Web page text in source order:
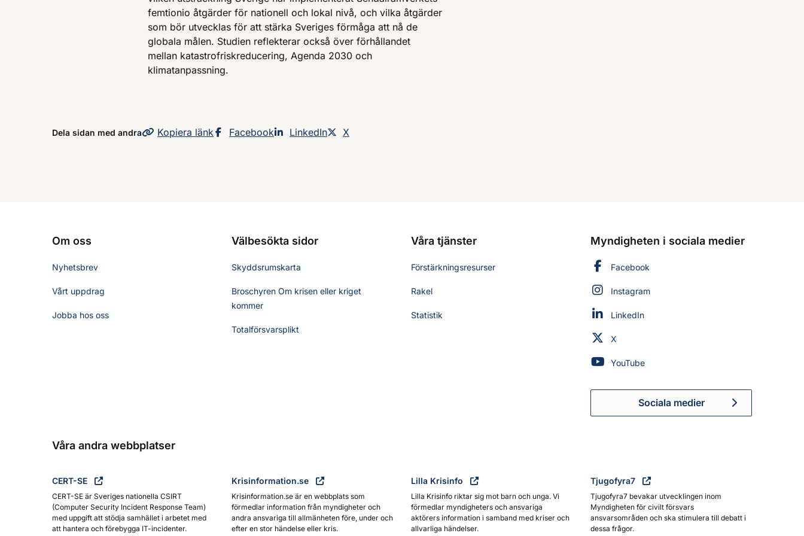
femtionio åtgärder för nationell och lokal nivå, och vilka åtgärder
som bör utvecklas för att stärka Sveriges förmåga att nå de
globala målen. Studien reflekterar också över förhållandet
mellan katastrofriskreducering, Agenda 2030 och
klimatanpassning.
Dela sidan med andra Kopiera sidans
länk Dela sidan på
Facebook Dela sidan på
LinkedIn Dela sidan på
X
Om oss
Nyhetsbrev
Vårt uppdrag
Jobba hos oss
Välbesökta sidor
Skyddsrumskarta
Broschyren Om krisen eller kriget
kommer
Totalförsvarsplikt
Våra tjänster
Förstärkningsresurser
Rakel
Statistik
Myndigheten i sociala medier
Myndigheten för civilt försvar på
Facebook
Myndigheten för civilt försvar på
Instagram
Myndigheten för civilt försvar på
LinkedIn
Myndigheten för civilt försvar på
X
Myndigheten för civilt försvar på
YouTube
Myndigheten för civilt
Sociala medier
Våra andra webbplatser
CERT-SE
CERT-SE är Sveriges nationella CSIRT
(Computer Security Incident Response Team)
med uppgift att stödja samhället i arbetet med
att hantera och förebygga IT-incidenter.
Krisinformation.se
Krisinformation.se är en webbplats som
förmedlar information från myndigheter och
andra ansvariga till allmänheten före, under och
efter en stor händelse eller kris.
Lilla Krisinfo
Lilla Krisinfo riktar sig mot barn och unga. Vi
förmedlar myndigheters och ansvariga
aktörers information i samband med kriser och
allvarliga händelser.
Tjugofyra7
Tjugofyra7 bevakar utvecklingen inom
Myndigheten för civilt försvars
ansvarsområden och ska stimulera till debatt i
dessa frågor.